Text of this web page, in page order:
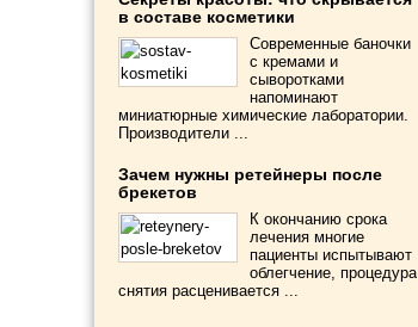
в составе косметики
Современные баночки
с кремами и
сыворотками
напоминают
миниатюрные химические лаборатории.
Производители ...
Зачем нужны ретейнеры после
брекетов
К окончанию срока
лечения многие
пациенты испытывают
облегчение, процедура
снятия расценивается ...